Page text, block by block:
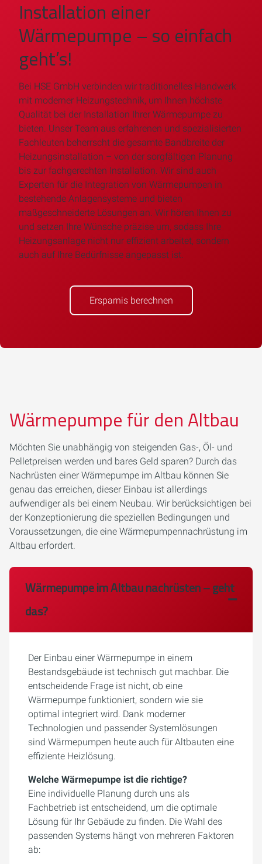
Installation einer
Wärmepumpe – so einfach
geht’s!
Bei HSE GmbH verbinden wir traditionelles Handwerk
mit moderner Heizungstechnik, um Ihnen höchste
Qualität bei der Installation Ihrer Wärmepumpe zu
bieten. Unser Team aus erfahrenen und spezialisierten
Fachleuten beherrscht die gesamte Bandbreite der
Heizungsinstallation – von der sorgfältigen Planung
bis zur fachgerechten Installation. Wir sind auch
Experten für die Integration von Wärmepumpen in
bestehende Anlagensysteme und bieten
maßgeschneiderte Lösungen an. Wir hören Ihnen zu
und setzen Ihre Wünsche präzise um, sodass Ihre
Heizungsanlage nicht nur effizient arbeitet, sondern
auch auf Ihre Bedürfnisse angepasst ist.
Ersparnis berechnen
Wärmepumpe für den Altbau
Möchten Sie unabhängig von steigenden Gas-, Öl- und
Pelletpreisen werden und bares Geld sparen? Durch das
Nachrüsten einer Wärmepumpe im Altbau können Sie
genau das erreichen, dieser Einbau ist allerdings
aufwendiger als bei einem Neubau. Wir berücksichtigen bei
der Konzeptionierung die speziellen Bedingungen und
Voraussetzungen, die eine Wärmepumpennachrüstung im
Altbau erfordert.
Wärmepumpe im Altbau nachrüsten – geht
das?
Der Einbau einer Wärmepumpe in einem
Bestandsgebäude ist technisch gut machbar. Die
entscheidende Frage ist nicht, ob eine
Wärmepumpe funktioniert, sondern wie sie
optimal integriert wird. Dank moderner
Technologien und passender Systemlösungen
sind Wärmepumpen heute auch für Altbauten eine
effiziente Heizlösung.
Welche Wärmepumpe ist die richtige?
Eine individuelle Planung durch uns als
Fachbetrieb ist entscheidend, um die optimale
Lösung für Ihr Gebäude zu finden. Die Wahl des
passenden Systems hängt von mehreren Faktoren
ab: